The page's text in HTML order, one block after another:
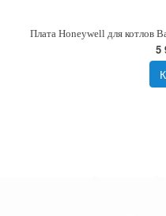
Плата Honeywell для котлов
5